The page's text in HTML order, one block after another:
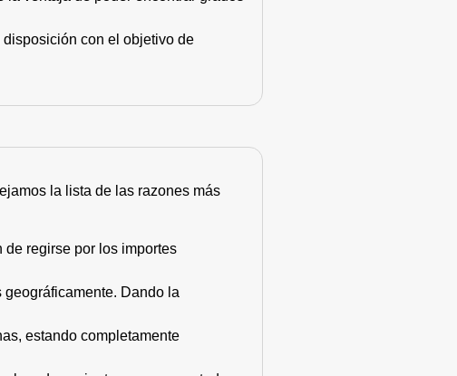
con el objetivo de
la lista de las razones más
de regirse por los importes
Dando la
estando completamente